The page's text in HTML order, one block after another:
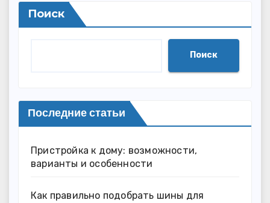
Поиск
Поиск
Последние статьи
Пристройка к дому: возможности,
варианты и особенности
Как правильно подобрать шины для